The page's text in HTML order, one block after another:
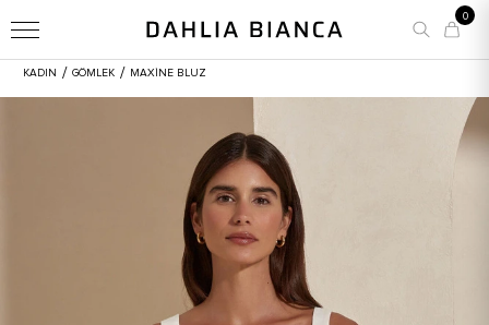
0
KADIN / GÖMLEK / MAXINE BLUZ